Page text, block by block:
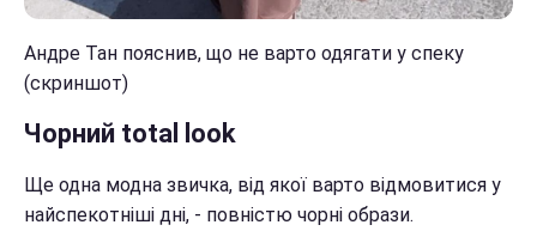
Андре Тан пояснив, що не варто одягати у спеку
(скриншот)
Чорний total look
Ще одна модна звичка, від якої варто відмовитися у
найспекотніші дні, - повністю чорні образи.